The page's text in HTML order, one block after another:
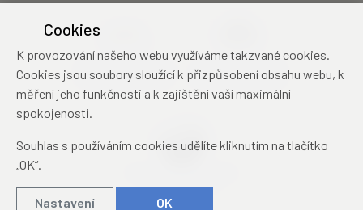
konferenční centrum
Zámecký hotel Třešť
konferenční centrum
Cookies
K provozování našeho webu využíváme takzvané cookies.
Cookies jsou soubory sloužící k přizpůsobení obsahu webu, k
měření jeho funkčnosti a k zajištění vaší maximální
spokojenosti.
Souhlas s používáním cookies udělíte kliknutím na tlačítko
„OK“.
Nastavení OK